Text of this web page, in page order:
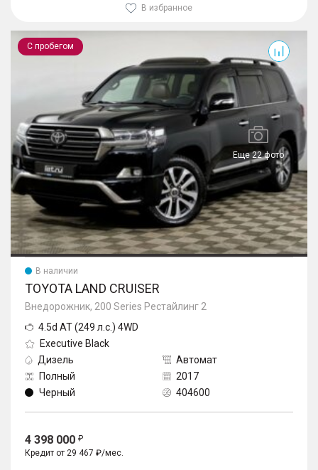
В избранное
С пробегом
Еще 22 фото
Land Cruiser
В наличии
TOYOTA LAND CRUISER
Внедорожник, 200 Series Рестайлинг 2
4.5d AT (249 л.с.) 4WD
Executive Black
Дизель
Автомат
Полный
2017
Черный
404600
4 398 000
Кредит от 29 467 ₽/мес.